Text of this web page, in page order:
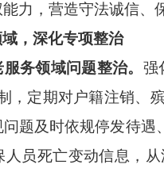
力，营造守法诚信、
，深化专项整治
服务领域问题整治。 强
，定期对户籍注销、
题及时依规停发待
员死亡变动信息，